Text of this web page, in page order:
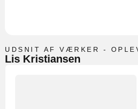
UDSNIT AF VÆRKER -
Lis Kristiansen